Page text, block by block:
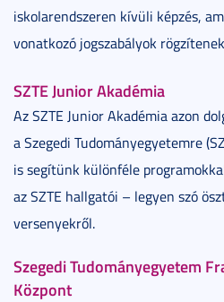
iskolarendszeren kívüli képzés,
vonatkozó jogszabályok
SZTE Junior Akadémia
Az SZTE Junior Akadémia azon
a Sze­gedi Tudományegyetemre
is segítünk különféle
az SZTE hallgatói – legyen szó
ver­senyekről.
Szegedi Tudományegyetem
Központ